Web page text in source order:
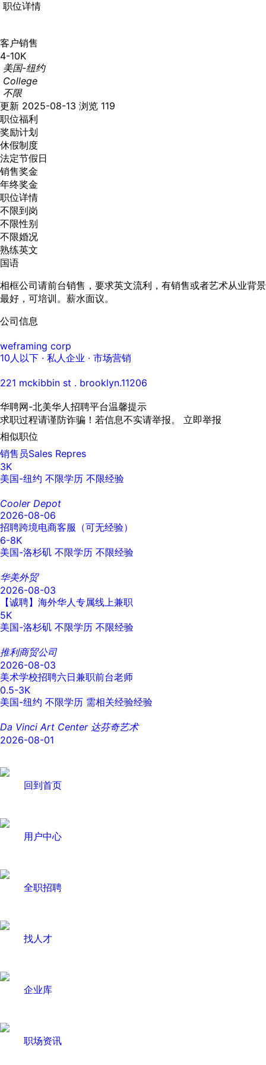
职位详情
客户销售
4-10K
美国-纽约
College
不限
更新 2025-08-13 浏览 119
职位福利
奖励计划
休假制度
法定节假日
销售奖金
年终奖金
职位详情
不限到岗
不限性别
不限婚况
熟练英文
国语
相框公司请前台销售，要求英文流利，有销售或者艺术从业背景
最好，可培训。薪水面议。
公司信息
weframing corp
10人以下 · 私人企业 · 市场营销
221 mckibbin st . brooklyn.11206
华聘网-北美华人招聘平台温馨提示
求职过程请谨防诈骗！若信息不实请举报。 立即举报
相似职位
销售员Sales Repres
3K
美国-纽约 不限学历 不限经验
Cooler Depot
2026-08-06
招聘跨境电商客服（可无经验）
6-8K
美国-洛杉矶 不限学历 不限经验
华美外贸
2026-08-03
【诚聘】海外华人专属线上兼职
5K
美国-洛杉矶 不限学历 不限经验
推利商贸公司
2026-08-03
美术学校招聘六日兼职前台老师
0.5-3K
美国-纽约 不限学历 需相关经验经验
Da Vinci Art Center 达芬奇艺术
2026-08-01
回到首页
用户中心
全职招聘
找人才
企业库
职场资讯